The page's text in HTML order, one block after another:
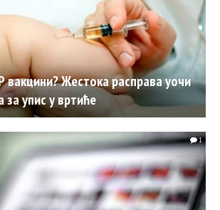
Жестока расправа уочи
за упис у вртиће
1